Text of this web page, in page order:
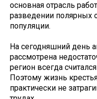
основная отрасль
разведении полярных
популяции.
На сегодняшний день
рассмотрена
регион всегда
Поэтому жизнь
практически не